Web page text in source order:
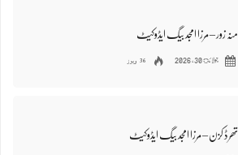
منہ زور – مرزا امجد بیگ ایڈوکیٹ
جولائ 30, 2026 36 ویوز
​تھرڈ کزن – مرزا امجد بیگ ایڈوکیٹ